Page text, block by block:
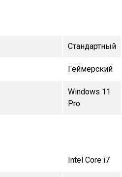
Стандартный
Геймерский
Windows 11
Pro
Intel Core i7